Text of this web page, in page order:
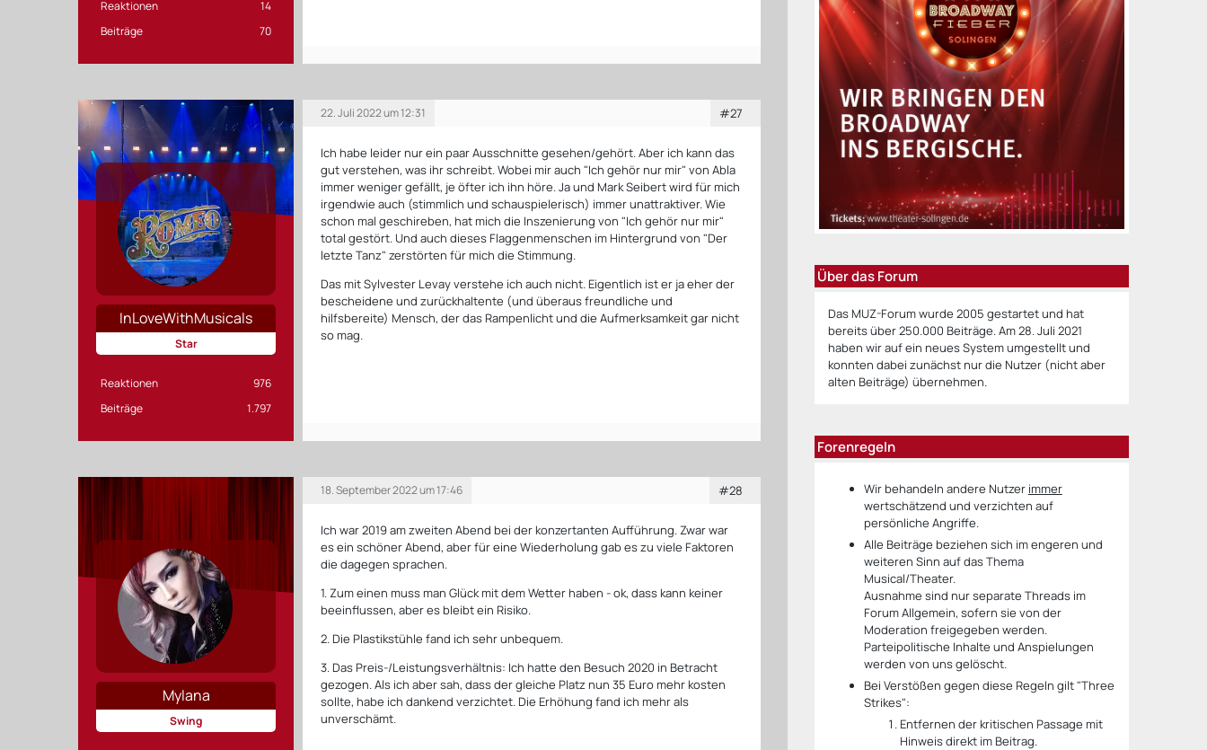
Reaktionen
14
Beiträge
70
InLoveWithMusicals
Star
Reaktionen
976
Beiträge
1.797
22. Juli 2022 um 12:31 #27
Ich habe leider nur ein paar Ausschnitte gesehen/gehört. Aber ich kann das
gut verstehen, was ihr schreibt. Wobei mir auch "Ich gehör nur mir" von Abla
immer weniger gefällt, je öfter ich ihn höre. Ja und Mark Seibert wird für mich
irgendwie auch (stimmlich und schauspielerisch) immer unattraktiver. Wie
schon mal geschireben, hat mich die Inszenierung von "Ich gehör nur mir"
total gestört. Und auch dieses Flaggenmenschen im Hintergrund von "Der
letzte Tanz" zerstörten für mich die Stimmung.
Das mit Sylvester Levay verstehe ich auch nicht. Eigentlich ist er ja eher der
bescheidene und zurückhaltente (und überaus freundliche und
hilfsbereite) Mensch, der das Rampenlicht und die Aufmerksamkeit gar nicht
so mag.
Mylana
Swing
18. September 2022 um 17:46 #28
Ich war 2019 am zweiten Abend bei der konzertanten Aufführung. Zwar war
es ein schöner Abend, aber für eine Wiederholung gab es zu viele Faktoren
die dagegen sprachen.
1. Zum einen muss man Glück mit dem Wetter haben - ok, dass kann keiner
beeinflussen, aber es bleibt ein Risiko.
2. Die Plastikstühle fand ich sehr unbequem.
3. Das Preis-/Leistungsverhältnis: Ich hatte den Besuch 2020 in Betracht
gezogen. Als ich aber sah, dass der gleiche Platz nun 35 Euro mehr kosten
sollte, habe ich dankend verzichtet. Die Erhöhung fand ich mehr als
unverschämt.
Über das Forum
Das MUZ-Forum wurde 2005 gestartet und hat
bereits über 250.000 Beiträge. Am 28. Juli 2021
haben wir auf ein neues System umgestellt und
konnten dabei zunächst nur die Nutzer (nicht aber
alten Beiträge) übernehmen.
Forenregeln
Wir behandeln andere Nutzer immer
wertschätzend und verzichten auf
persönliche Angriffe.
Alle Beiträge beziehen sich im engeren und
weiteren Sinn auf das Thema
Musical/Theater.
Ausnahme sind nur separate Threads im
Forum Allgemein, sofern sie von der
Moderation freigegeben werden.
Parteipolitische Inhalte und Anspielungen
werden von uns gelöscht.
Bei Verstößen gegen diese Regeln gilt "Three
Strikes":
Entfernen der kritischen Passage mit
Hinweis direkt im Beitrag.